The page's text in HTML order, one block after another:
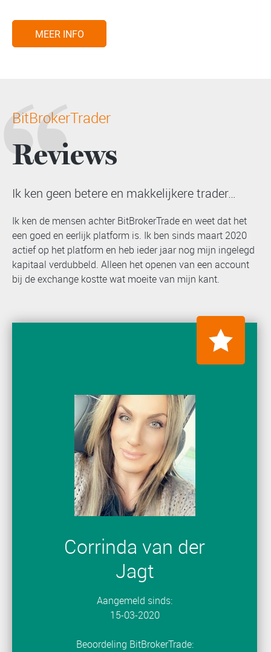
MEER INFO
BitBrokerTrader
Reviews
Ik ken geen betere en makkelijkere trader…
Ik ken de mensen achter BitBrokerTrade en weet dat het
een goed en eerlijk platform is. Ik ben sinds maart 2020
actief op het platform en heb ieder jaar nog mijn ingelegd
kapitaal verdubbeld. Alleen het openen van een account
bij de exchange kostte wat moeite van mijn kant.
Corrinda van der
Jagt
Aangemeld sinds:
15-03-2020
Beoordeling BitBrokerTrade: